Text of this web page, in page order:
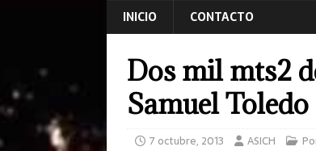
INICIO CONTACTO
Dos mil mts2
Samuel Toledo
7 octubre, 2013 ASICH